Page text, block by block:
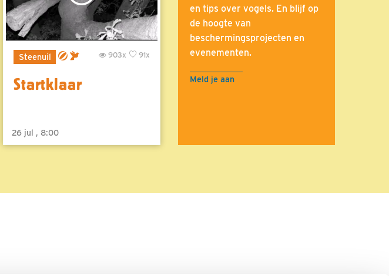
Steenuil 91x
903x
Startklaar
26 jul , 8:00
en tips over vogels. En blijf op
de hoogte van
beschermingsprojecten en
evenementen.
Meld je aan